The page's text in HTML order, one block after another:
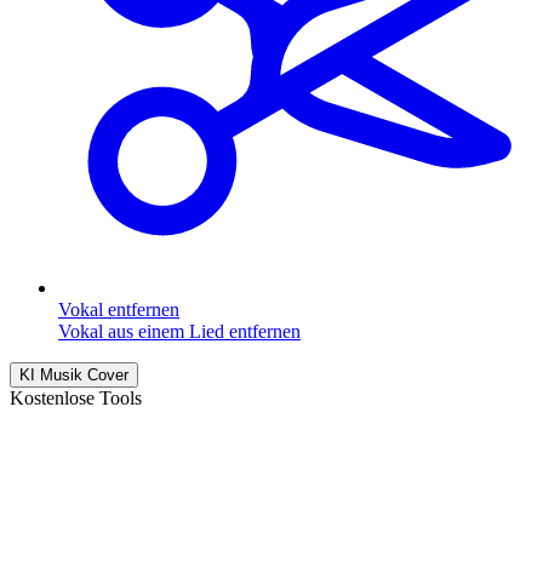
Vokal entfernen
Vokal aus einem Lied entfernen
KI Musik Cover
Kostenlose Tools